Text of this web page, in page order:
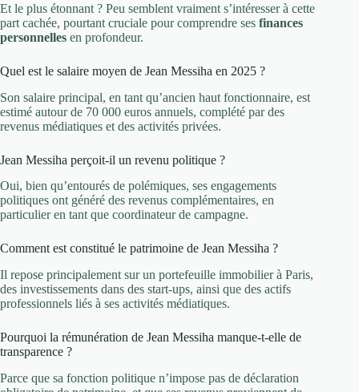
Et le plus étonnant ? Peu semblent vraiment s’intéresser à cette
part cachée, pourtant cruciale pour comprendre ses finances
personnelles en profondeur.
Quel est le salaire moyen de Jean Messiha en 2025 ?
Son salaire principal, en tant qu’ancien haut fonctionnaire, est
estimé autour de 70 000 euros annuels, complété par des
revenus médiatiques et des activités privées.
Jean Messiha perçoit-il un revenu politique ?
Oui, bien qu’entourés de polémiques, ses engagements
politiques ont généré des revenus complémentaires, en
particulier en tant que coordinateur de campagne.
Comment est constitué le patrimoine de Jean Messiha ?
Il repose principalement sur un portefeuille immobilier à Paris,
des investissements dans des start-ups, ainsi que des actifs
professionnels liés à ses activités médiatiques.
Pourquoi la rémunération de Jean Messiha manque-t-elle de
transparence ?
Parce que sa fonction politique n’impose pas de déclaration